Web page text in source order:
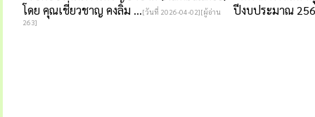
โดย คุณเชี่ยวชาญ คงลิ้ม ...[วันที่ 2026-04-02][ผู้อ่าน
263]
ปีงบประมาณ